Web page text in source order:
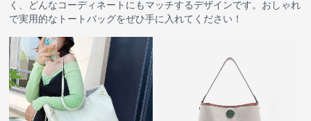
く、どんなコーディネートにもマッチするデザインです。おしゃれ
で実用的なトートバッグをぜひ手に入れてください！